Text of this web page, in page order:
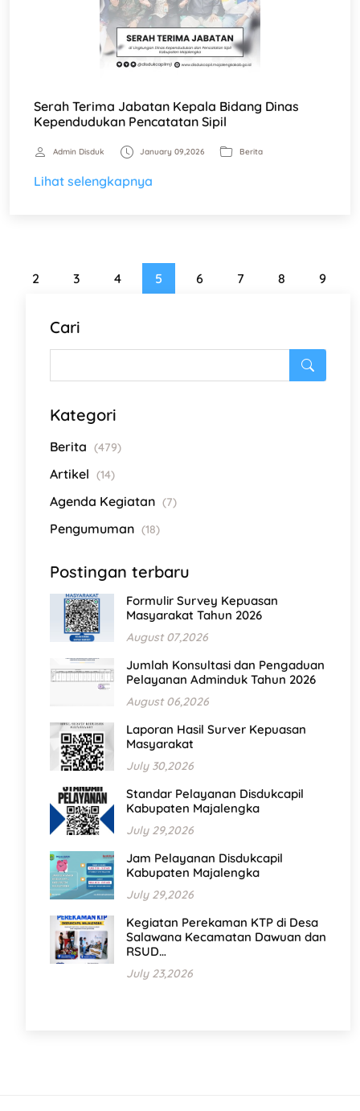
Serah Terima Jabatan Kepala Bidang Dinas
Kependudukan Pencatatan Sipil
Admin Disduk January 09,2026 Berita
Lihat selengkapnya
2 3 4 5 6 7 8 9
Cari
Kategori
Berita (479)
Artikel (14)
Agenda Kegiatan (7)
Pengumuman (18)
Postingan terbaru
Formulir Survey Kepuasan
Masyarakat Tahun 2026
August 07,2026
Jumlah Konsultasi dan Pengaduan
Pelayanan Adminduk Tahun 2026
August 06,2026
Laporan Hasil Surver Kepuasan
Masyarakat
July 30,2026
Standar Pelayanan Disdukcapil
Kabupaten Majalengka
July 29,2026
Jam Pelayanan Disdukcapil
Kabupaten Majalengka
July 29,2026
Kegiatan Perekaman KTP di Desa
Salawana Kecamatan Dawuan dan
RSUD…
July 23,2026